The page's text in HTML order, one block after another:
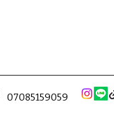
07085159059